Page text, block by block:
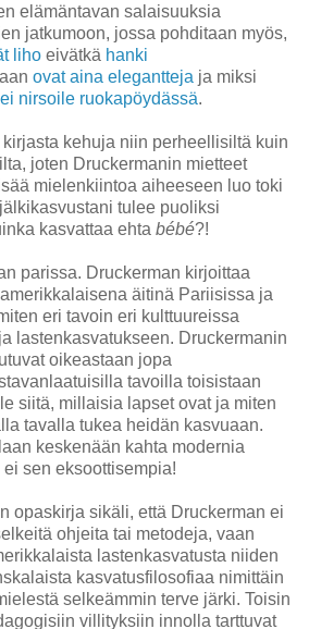
elämäntavan salaisuuksia
jatkumoon, jossa pohditaan myös,
liho eivätkä hanki
ovat aina elegantteja ja miksi
nirsoile ruokapöydässä.
kehuja niin perheellisiltä kuin
joten Druckermanin mietteet
mielenkiintoa aiheeseen luo toki
tulee puoliksi
kasvattaa ehta bébé?!
parissa. Druckerman kirjoittaa
äitinä Pariisissa ja
eri tavoin eri kulttuureissa
lastenkasvatukseen. Druckermanin
oikeastaan jopa
tavoilla toisistaan
siitä, millaisia lapset ovat ja miten
tavalla tukea heidän kasvuaan.
keskenään kahta modernia
sen eksoottisempia!
opaskirja sikäli, että Druckerman ei
ohjeita tai metodeja, vaan
lastenkasvatusta niiden
kasvatusfilosofiaa nimittäin
selkeämmin terve järki. Toisin
villityksiin innolla tarttuvat